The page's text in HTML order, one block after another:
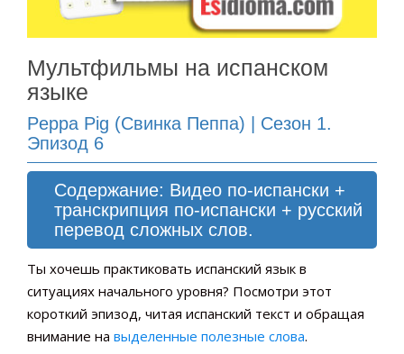
Мультфильмы на испанском
языке
Peppa Pig (Свинка Пеппа) | Сезон 1.
Эпизод 6
Содержание: Видео по-испански +
транскрипция по-испански + русский
перевод сложных слов.
Ты хочешь практиковать испанский язык в
ситуациях начального уровня? Посмотри этот
короткий эпизод, читая испанский текст и обращая
внимание на выделенные полезные слова.